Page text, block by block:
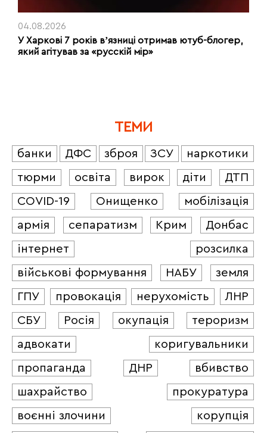
04.08.2026
У Харкові 7 років вʼязниці отримав ютуб-блогер,
який агітував за «русскій мір»
ТЕМИ
банки ДФС зброя ЗСУ
наркотики
тюрми
освіта вирок діти
ДТП
COVID-19
Онищенко
мобілізація
армія
сепаратизм Крим
Донбас
інтернет
розсилка
військові формування
НАБУ
земля
ГПУ
провокація нерухомість
ЛНР
СБУ
Росія окупація
тероризм
адвокати
коригувальники
пропаганда
ДНР
вбивство
шахрайство
прокуратура
воєнні злочини
корупція